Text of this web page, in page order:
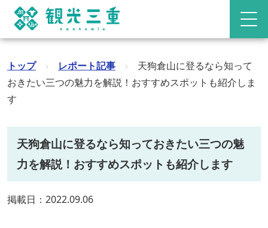
トップ › レポート記事 ›
天狗倉山に登るなら知って
おきたい三つの魅力を解説！おすすめスポットも紹介しま
す
天狗倉山に登るなら知っておきたい三つの魅
力を解説！おすすめスポットも紹介します
掲載日：2022.09.06